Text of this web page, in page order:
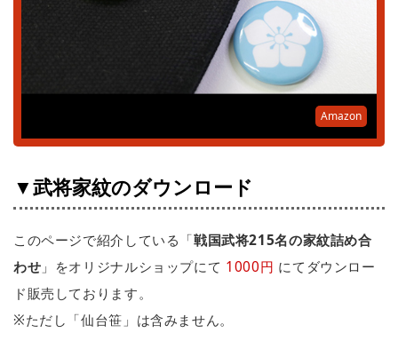
Amazon
▼武将家紋のダウンロード
このページで紹介している「戦国武将215名の家紋詰め合
わせ 」をオリジナルショップにて 1000円 にてダウンロー
ド販売しております。
※ただし「仙台笹」は含みません。